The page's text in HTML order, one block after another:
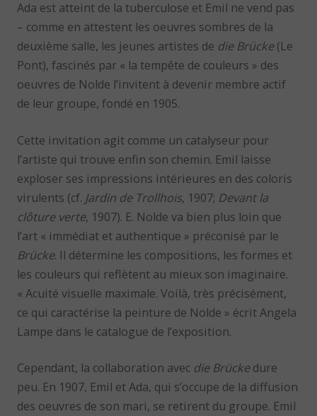
Ada est atteint de la tuberculose et Emil ne vend pas
– comme en attestent les oeuvres sombres de la
deuxième salle, les jeunes artistes de die Brücke(Le
Pont), fascinés par « la tempête de couleurs » des
oeuvres de Nolde l’invitent à devenir membre actif
de leur groupe, fondé en 1905.
Cette invitation agit comme un catalyseur pour
l’artiste qui trouve enfin son chemin. Emil laisse
exploser ses impressions intérieures en des coloris
virulents (cf. Jardin de Trollhois, 1907; Devant la
clôture verte, 1907). E. Nolde va bien plus loin que
l’art « immédiat et authentique » préconisé par le
Brücke. Il détermine les compositions, les formes et
les couleurs qui reflètent au mieux son imaginaire.
« Acuité visuelle maximale. Voilà, très précisément,
ce qui caractérise la peinture de Nolde » écrit Angela
Lampe dans le catalogue de l’exposition.
Cependant, la collaboration avec die Brückedure
peu. En 1907, Emil et Ada, qui s’occupe de la diffusion
des oeuvres de son mari, se retirent du groupe. Emil